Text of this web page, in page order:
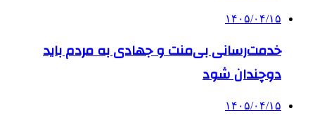
۱۴۰۵/۰۴/۱۵
خدمت‌رسانی بی‌منت و جهادی به مردم باید
دوچندان شود
۱۴۰۵/۰۴/۱۵